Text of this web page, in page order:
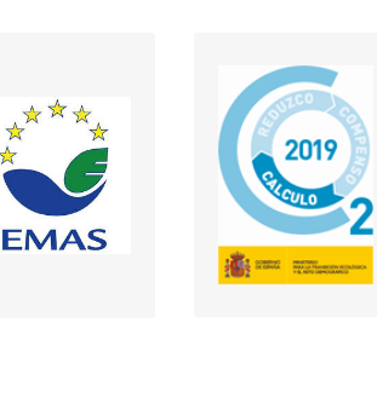
Sistema de
Gestión
Medioambiental
(descargar)
Inscripción Huella
de Carbono
(descargar)